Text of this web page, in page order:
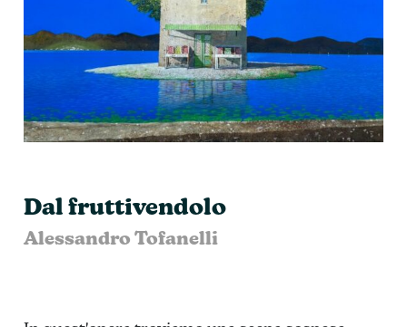
Dal fruttivendolo
Alessandro Tofanelli